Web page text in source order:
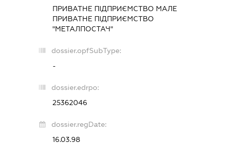
ПРИВАТНЕ ПІДПРИЄМСТВО МАЛЕ
ПРИВАТНЕ ПІДПРИЄМСТВО
"МЕТАЛПОСТАЧ"
dossier.opfSubType:
-
dossier.edrpo:
25362046
dossier.regDate:
16.03.98